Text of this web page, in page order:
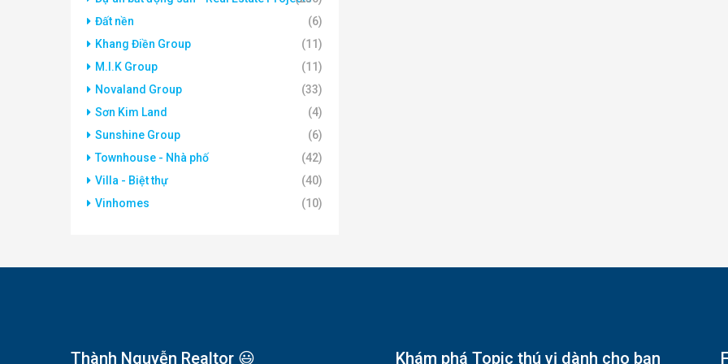
Đất nền
(6)
Khang Điền Group
(11)
M.I.K Group
(11)
Novaland Group
(33)
Sơn Kim Land
(4)
Sunshine Group
(6)
Townhouse - Nhà phố
(42)
Villa - Biệt thự
(40)
Vinhomes
(10)
Thành Nguyễn Realtor 😃 Khám phá Topic thú vị dành cho bạn